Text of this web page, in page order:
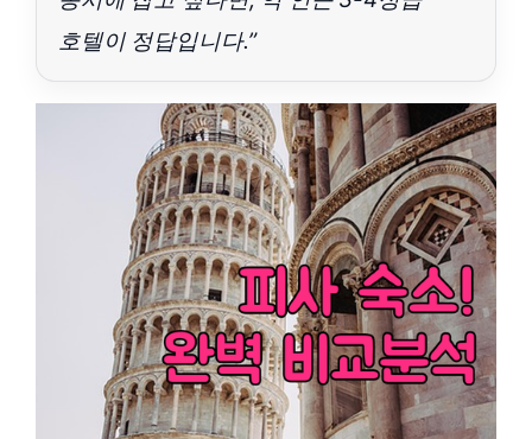
호텔이 정답입니다.”